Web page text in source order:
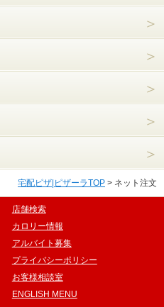
＞
＞
＞
＞
＞
宅配ピザ|ピザーラTOP > ネット注文
店舗検索
カロリー情報
アルバイト募集
プライバシーポリシー
お客様相談室
ENGLISH MENU